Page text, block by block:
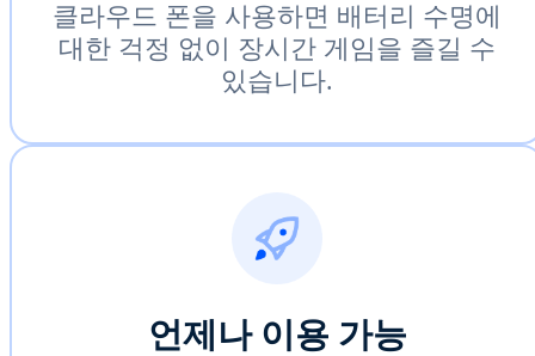
클라우드 폰을 사용하면 배터리 수명에
대한 걱정 없이 장시간 게임을 즐길 수
있습니다.
언제나 이용 가능